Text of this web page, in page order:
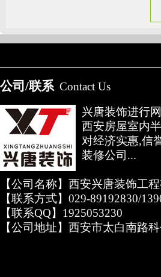
公司/联系 Contact Us
兴唐装饰进行
西安房屋室内
对经济实惠,信
装修公司...
【公司名称】西安兴唐装饰工
【联系方式】029-89192830/
【联系QQ】1925053230
【公司地址】西安市太白南路